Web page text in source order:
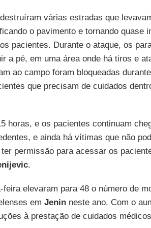
várias estradas que
o pavimento e tornando quase
pacientes. Durante o ataque, os
a pé, em uma área onde há tiros e
ao campo foram bloqueadas
que precisam de cuidados
horas, e os pacientes continuam
e ainda há vítimas que não
permissão para acessar os
.
elevaram para 48 o número de
em Jeninneste ano. Com o
à prestação de cuidados